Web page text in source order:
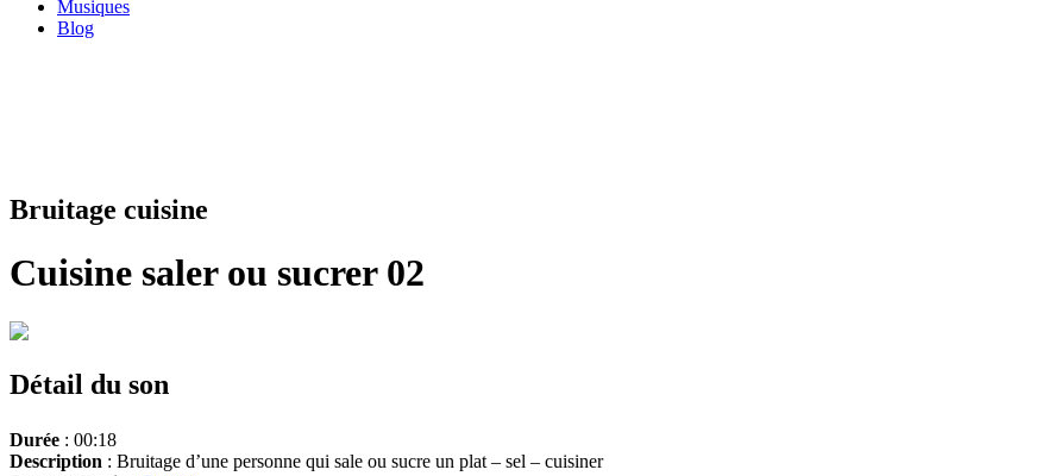
Musiques
Blog
Bruitage cuisine
Cuisine saler ou sucrer 02
Détail du son
Durée : 00:18
Description : Bruitage d’une personne qui sale ou sucre un plat – sel – cuisiner